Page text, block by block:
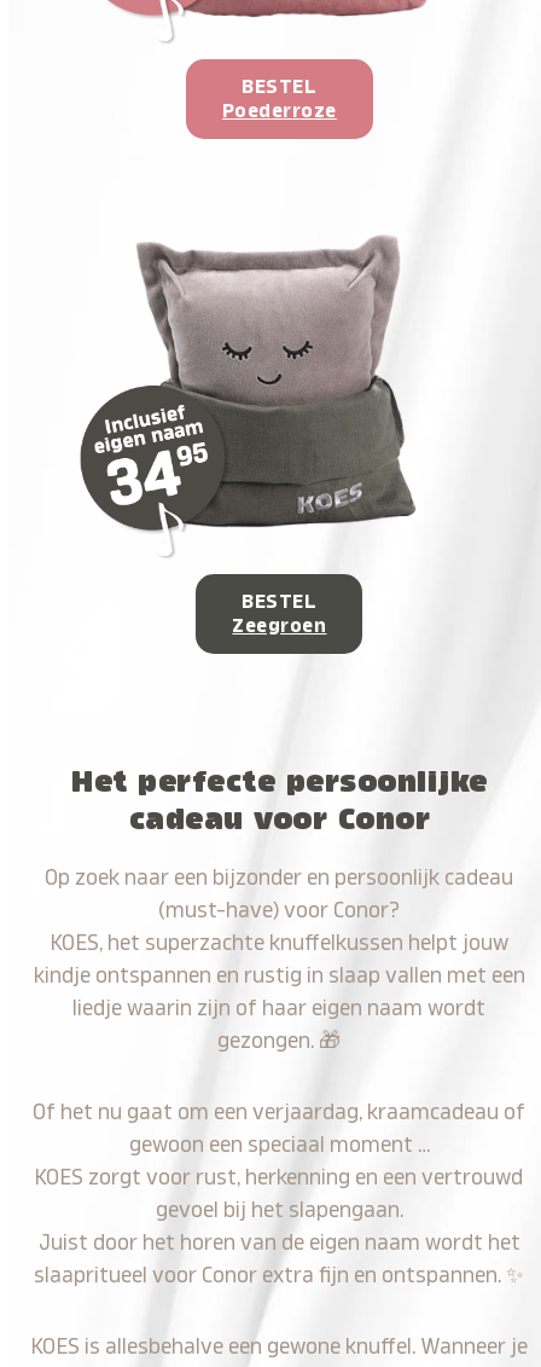
BESTEL
Poederroze
BESTEL
Zeegroen
Het perfecte persoonlijke
cadeau voor Conor
Op zoek naar een bijzonder en persoonlijk cadeau
(must-have) voor Conor?
KOES, het superzachte knuffelkussen helpt jouw
kindje ontspannen en rustig in slaap vallen met een
liedje waarin zijn of haar eigen naam wordt
gezongen. 🎁
Of het nu gaat om een verjaardag, kraamcadeau of
gewoon een speciaal moment …
KOES zorgt voor rust, herkenning en een vertrouwd
gevoel bij het slapengaan.
Juist door het horen van de eigen naam wordt het
slaapritueel voor Conor extra fijn en ontspannen. ✨
KOES is allesbehalve een gewone knuffel. Wanneer je